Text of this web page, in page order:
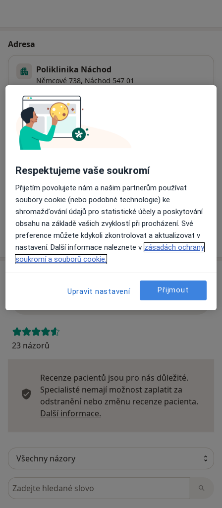
Adresa
Poliklinika Náchod
Němcové 738, Náchod 547 01
Dostupnost
Na této adrese online kalendář není aktivní
Způsoby platby (soukromé návštěvy)
Na teto adrese lékař přijímá pacienty na pojišťovnu
Detaily
Víceo adrese
Přidejte svůj názor
23 názorů
Recenze pacientů jsou pro nás důležité.
Specialisté nemají možnost zaplatit za
odstranění nebo změnu recenze pacienta.
Další informace.
Hledejte v názorech
Respektujeme vaše soukromí
Přijetím povolujete nám a našim partnerům používat
soubory cookie (nebo podobné technologie) ke
shromažďování údajů pro statistické účely a poskytování
obsahu na základě vašich zvyklostí při procházení. Své
preference můžete kdykoli zkontrolovat a aktualizovat v
nastavení. Další informace naleznete v zásadách ochrany
soukromí a souborů cookie.
Upravit nastavení Přijmout